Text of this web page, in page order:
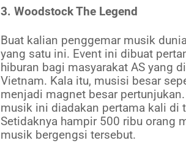
3. Woodstock The Legend
Buat kalian penggemar musik
yang satu ini. Event ini dibuat
hiburan bagi masyarakat AS yang
Vietnam. Kala itu, musisi besar
menjadi magnet besar
musik ini diadakan pertama kali di
Setidaknya hampir 500 ribu orang
musik bergengsi tersebut.